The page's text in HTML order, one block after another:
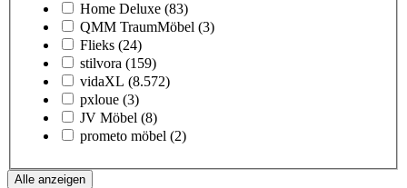
Home Deluxe (83)
QMM TraumMöbel (3)
Flieks (24)
stilvora (159)
vidaXL (8.572)
pxloue (3)
JV Möbel (8)
prometo möbel (2)
Alle anzeigen